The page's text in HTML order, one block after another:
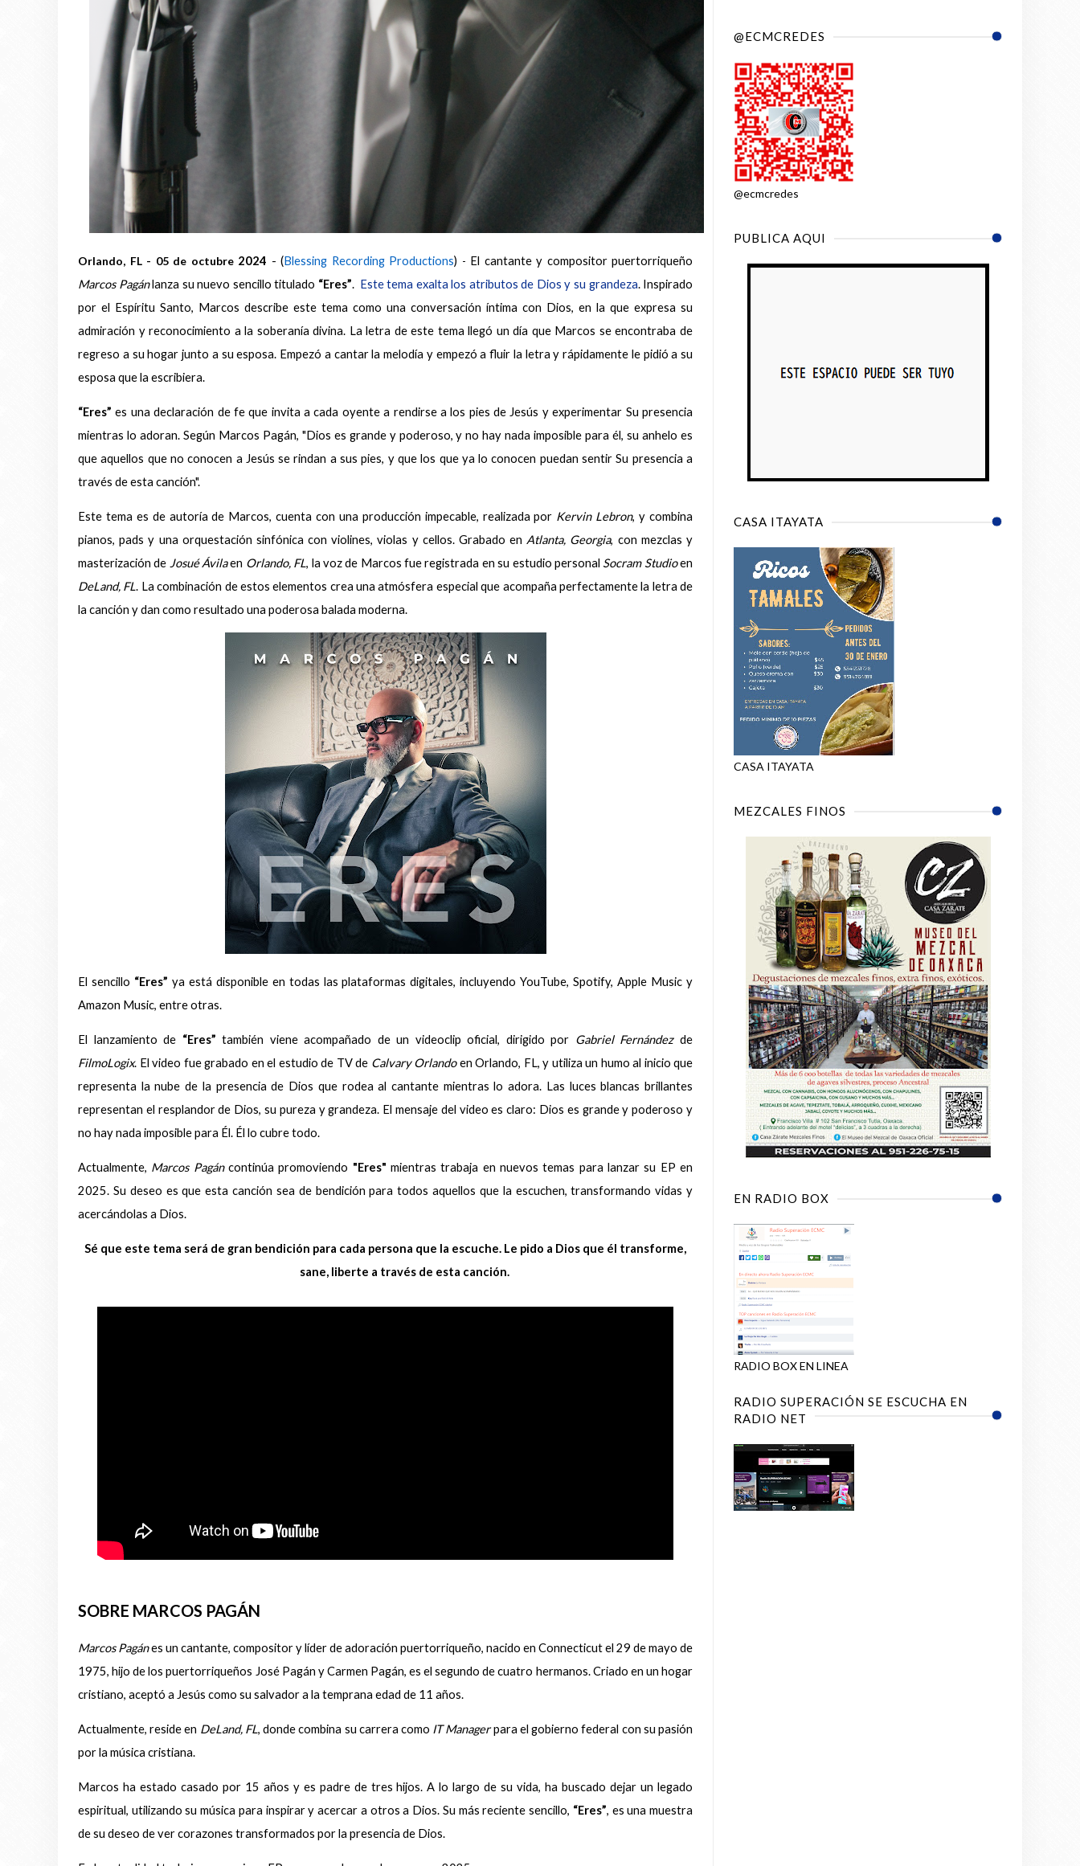
Orlando, FL - 05 de octubre 2024 - (Blessing Recording Productions) - El cantante y compositor puertorriqueño
Marcos Pagánlanza su nuevo sencillo titulado “Eres”. Este tema exalta los atributos de Dios y su grandeza. Inspirado
por el Espíritu Santo, Marcos describe este tema como una conversación íntima con Dios, en la que expresa su
admiración y reconocimiento a la soberanía divina. La letra de este tema llegó un día que Marcos se encontraba de
regreso a su hogar junto a su esposa. Empezó a cantar la melodía y empezó a fluir la letra y rápidamente le pidió a su
esposa que la escribiera.
“Eres” es una declaración de fe que invita a cada oyente a rendirse a los pies de Jesús y experimentar Su presencia
mientras lo adoran. Según Marcos Pagán, "Dios es grande y poderoso, y no hay nada imposible para él, su anhelo es
que aquellos que no conocen a Jesús se rindan a sus pies, y que los que ya lo conocen puedan sentir Su presencia a
través de esta canción".
Este tema es de autoría de Marcos, cuenta con una producción impecable, realizada por Kervin Lebron, y combina
pianos, pads y una orquestación sinfónica con violines, violas y cellos. Grabado en Atlanta, Georgia, con mezclas y
masterización de Josué Ávilaen Orlando, FL, la voz de Marcos fue registrada en su estudio personal Socram Studioen
DeLand, FL. La combinación de estos elementos crea una atmósfera especial que acompaña perfectamente la letra de
la canción y dan como resultado una poderosa balada moderna.
El sencillo “Eres” ya está disponible en todas las plataformas digitales, incluyendo YouTube, Spotify, Apple Music y
Amazon Music, entre otras.
El lanzamiento de “Eres” también viene acompañado de un videoclip oficial, dirigido por Gabriel Fernándezde
FilmoLogix. El video fue grabado en el estudio de TV de Calvary Orlandoen Orlando, FL, y utiliza un humo al inicio que
representa la nube de la presencia de Dios que rodea al cantante mientras lo adora. Las luces blancas brillantes
representan el resplandor de Dios, su pureza y grandeza. El mensaje del video es claro: Dios es grande y poderoso y
no hay nada imposible para Él. Él lo cubre todo.
Actualmente, Marcos Pagáncontinúa promoviendo "Eres" mientras trabaja en nuevos temas para lanzar su EP en
2025. Su deseo es que esta canción sea de bendición para todos aquellos que la escuchen, transformando vidas y
acercándolas a Dios.
Sé que este tema será de gran bendición para cada persona que la escuche. Le pido a Dios que él transforme,
sane, liberte a través de esta canción.
SOBRE MARCOS PAGÁN
Marcos Pagánes un cantante, compositor y líder de adoración puertorriqueño, nacido en Connecticut el 29 de mayo de
1975, hijo de los puertorriqueños José Pagán y Carmen Pagán, es el segundo de cuatro hermanos. Criado en un hogar
cristiano, aceptó a Jesús como su salvador a la temprana edad de 11 años.
Actualmente, reside en DeLand, FL, donde combina su carrera como IT Managerpara el gobierno federal con su pasión
por la música cristiana.
Marcos ha estado casado por 15 años y es padre de tres hijos. A lo largo de su vida, ha buscado dejar un legado
espiritual, utilizando su música para inspirar y acercar a otros a Dios. Su más reciente sencillo, “Eres”, es una muestra
de su deseo de ver corazones transformados por la presencia de Dios.
@ECMCREDES
@ecmcredes
PUBLICA AQUI
CASA ITAYATA
CASA ITAYATA
MEZCALES FINOS
EN RADIO BOX
RADIO BOX EN LINEA
RADIO SUPERACIÓN SE ESCUCHA EN
RADIO NET